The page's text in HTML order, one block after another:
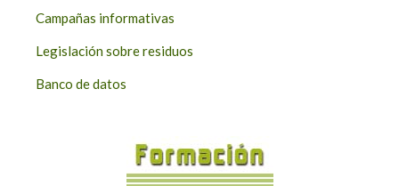
Campañas informativas
Legislación sobre residuos
Banco de datos